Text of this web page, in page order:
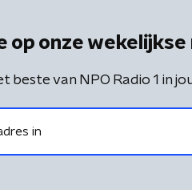
op onze
beste van NPO Radio 1 in